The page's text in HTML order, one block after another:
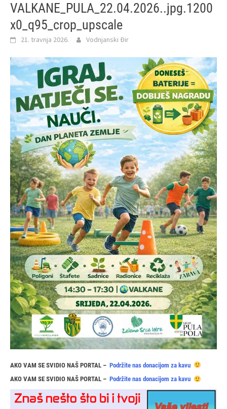
VALKANE_PULA_22.04.2026..jpg.1200
x0_q95_crop_upscale
21. travnja 2026. Vodnjanski Đir
AKO VAM SE SVIDIO NAŠ PORTAL – Podržite nas donacijom za kavu
AKO VAM SE SVIDIO NAŠ PORTAL – Podržite nas donacijom za kavu